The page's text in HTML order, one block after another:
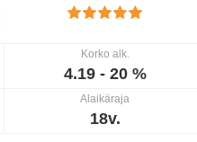
Korko alk.
4.19 - 20 %
Alaikäraja
18v.